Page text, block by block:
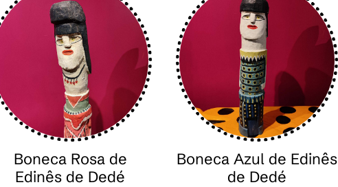
Boneca Rosa de
Edinês de Dedé
Boneca Azul de Edinês
de Dedé